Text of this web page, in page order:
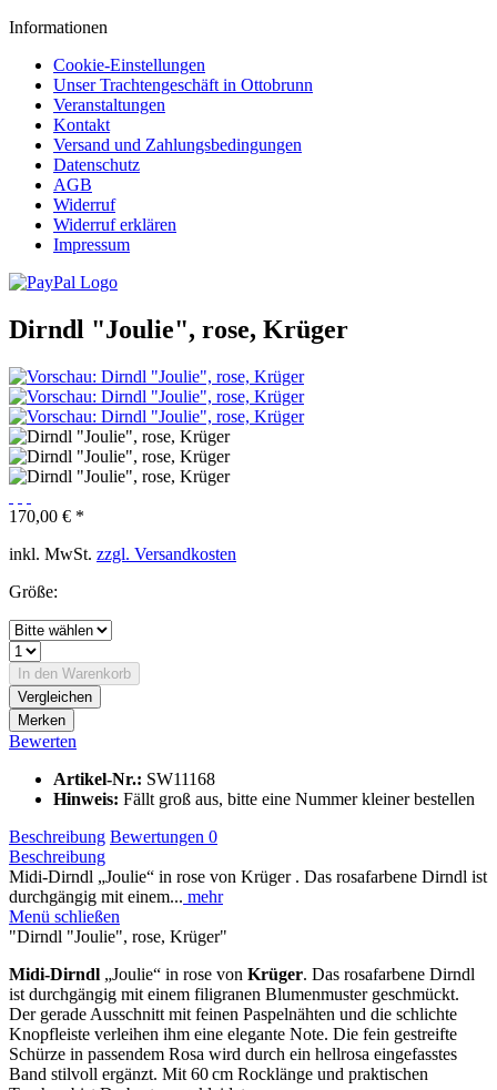
Informationen
Cookie-Einstellungen
Unser Trachtengeschäft in Ottobrunn
Veranstaltungen
Kontakt
Versand und Zahlungsbedingungen
Datenschutz
AGB
Widerruf
Widerruf erklären
Impressum
Dirndl "Joulie", rose, Krüger
170,00 € *
inkl. MwSt. zzgl. Versandkosten
Größe:
In den Warenkorb
Vergleichen
Merken
Bewerten
Artikel-Nr.: SW11168
Hinweis: Fällt groß aus, bitte eine Nummer kleiner bestellen
Beschreibung Bewertungen 0
Beschreibung
Midi-Dirndl „Joulie“ in rose von Krüger . Das rosafarbene Dirndl ist
durchgängig mit einem... mehr
Menü schließen
"Dirndl "Joulie", rose, Krüger"
Midi-Dirndl „Joulie“ in rose von Krüger. Das rosafarbene Dirndl
ist durchgängig mit einem filigranen Blumenmuster geschmückt.
Der gerade Ausschnitt mit feinen Paspelnähten und die schlichte
Knopfleiste verleihen ihm eine elegante Note. Die fein gestreifte
Schürze in passendem Rosa wird durch ein hellrosa eingefasstes
Band stilvoll ergänzt. Mit 60 cm Rocklänge und praktischen